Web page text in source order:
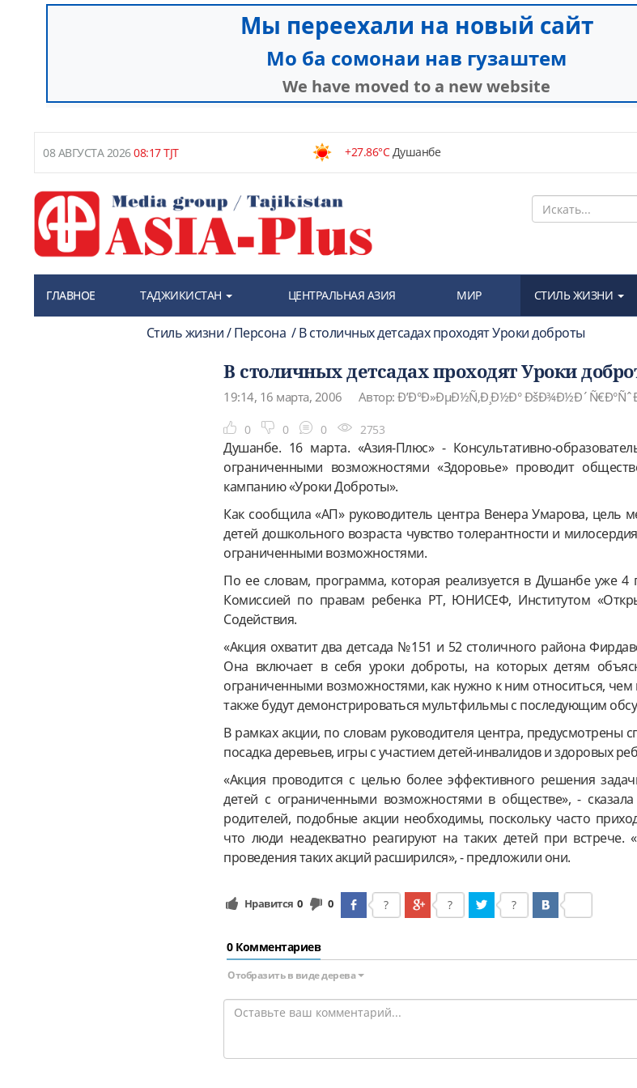
08 АВГУСТА 202608:17 TJT +27.86°CДушанбе
ГЛАВНОЕ ТАДЖИКИСТАН ЦЕНТРАЛЬНАЯ АЗИЯ МИР СТИЛЬ ЖИЗНИ
Стиль жизни / Персона / В столичных детсадах проходят Уроки доброты
В столичных детсадах проходят Уроки
19:14, 16 марта, 2006 Автор: Ð’Ð°Ð»ÐµÐ½Ñ‚Ð¸Ð½Ð°
0 0 0 2753
Душанбе. 16 марта. «Азия-Плюс» - Консультативно-
ограниченными возможностями «Здоровье» проводит
кампанию «Уроки Доброты».
Как сообщила «АП» руководитель центра Венера Умарова, цель
детей дошкольного возраста чувство толерантности и
ограниченными возможностями.
По ее словам, программа, которая реализуется в Душанбе уже 4
Комиссией по правам ребенка РТ, ЮНИСЕФ, Институтом
Содействия.
«Акция охватит два детсада №151 и 52 столичного района
Она включает в себя уроки доброты, на которых детям
ограниченными возможностями, как нужно к ним относиться,
также будут демонстрироваться мультфильмы с последующим
В рамках акции, по словам руководителя центра, предусмотрены
посадка деревьев, игры с участием детей-инвалидов и здоровых
«Акция проводится с целью более эффективного решения
детей с ограниченными возможностями в обществе», -
родителей, подобные акции необходимы, поскольку часто
что люди неадекватно реагируют на таких детей при встрече.
проведения таких акций расширился», - предложили они.
Нравится 0 0 ? ? ?
0 Комментариев
Отобразить в виде дерева